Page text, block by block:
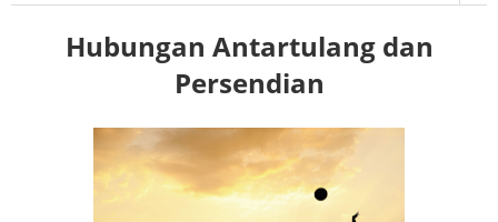
Hubungan Antartulang dan
Persendian